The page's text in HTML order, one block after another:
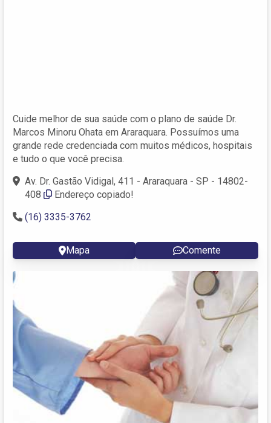
Cuide melhor de sua saúde com o plano de saúde Dr.
Marcos Minoru Ohata em Araraquara. Possuímos uma
grande rede credenciada com muitos médicos, hospitais
e tudo o que você precisa.
Av. Dr. Gastão Vidigal, 411 - Araraquara - SP - 14802-
408
Endereço copiado!
(16) 3335-3762
Mapa Comente